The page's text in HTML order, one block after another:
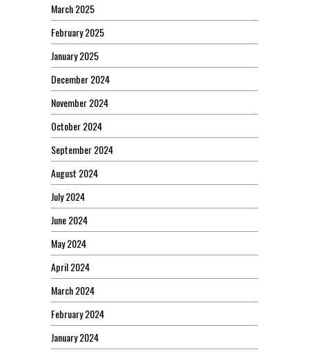
March 2025
February 2025
January 2025
December 2024
November 2024
October 2024
September 2024
August 2024
July 2024
June 2024
May 2024
April 2024
March 2024
February 2024
January 2024